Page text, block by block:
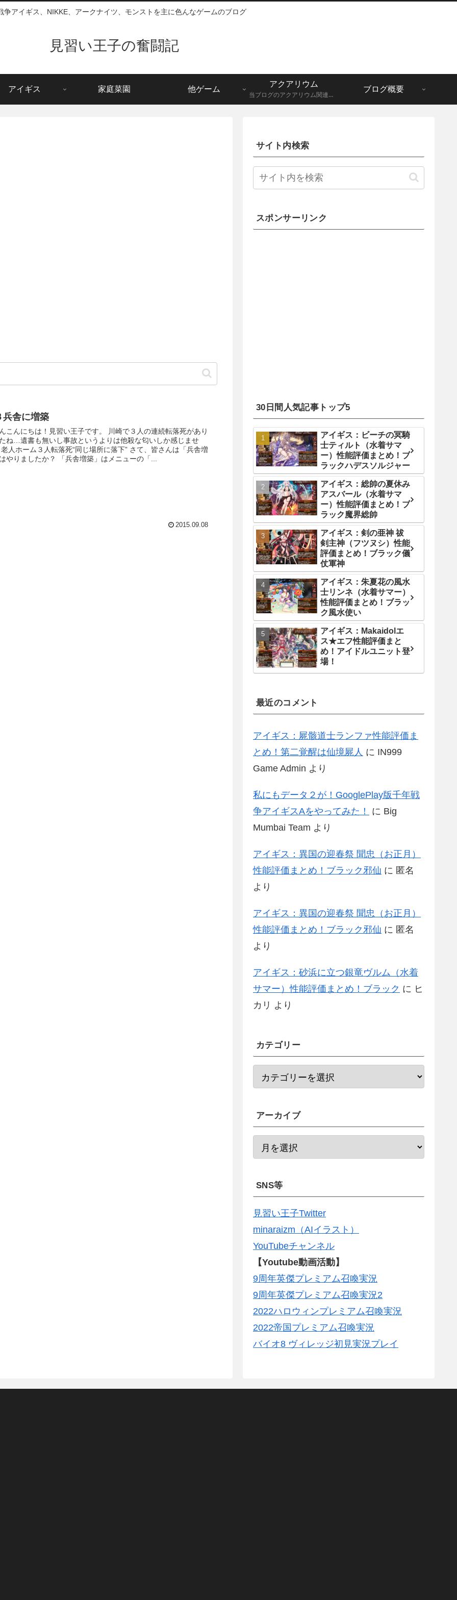
争アイギス、NIKKE、アークナイツ、モンストを主に色んなゲームのブログ
見習い王子の奮闘記
アイギス 家庭菜園 他ゲーム
アクアリウム
当ブログのアクアリウム関連記事一覧になります。メダカ、グッピーなど。
ブログ概要
兵舎に増築
こんにちは！見習い王子です。 川崎で３人の連続転落死があり
ね…遺書も無いし事故というよりは他殺な匂いしか感じませ
人ホーム３人転落死“同じ場所に落下” さて、皆さんは「兵舎増
やりましたか？ 「兵舎増築」はメニューの「...
2015.09.08
サイト内検索
スポンサーリンク
30日間人気記事トップ5
アイギス：ビーチの冥騎
士ティルト（水着サマ
ー）性能評価まとめ！ブ
ラックハデスソルジャー
アイギス：総帥の夏休み
アスバール（水着サマ
ー）性能評価まとめ！ブ
ラック魔界総帥
アイギス：剣の亜神 祓
剣主神（フツヌシ）性能
評価まとめ！ブラック儀
仗軍神
アイギス：朱夏花の風水
士リンネ（水着サマー）
性能評価まとめ！ブラッ
ク風水使い
アイギス：Makaidolエ
ス★エフ性能評価まと
め！アイドルユニット登
場！
最近のコメント
アイギス：屍骸道士ランファ性能評価ま
とめ！第二覚醒は仙境屍人 に IN999
Game Admin より
私にもデータ２が！GooglePlay版千年戦
争アイギスAをやってみた！
に Big
Mumbai Team より
アイギス：異国の迎春祭 聞忠（お正月）
性能評価まとめ！ブラック邪仙 に 匿名
より
アイギス：異国の迎春祭 聞忠（お正月）
性能評価まとめ！ブラック邪仙 に 匿名
より
アイギス：砂浜に立つ銀竜ヴルム（水着
サマー）性能評価まとめ！ブラック に ヒ
カリ より
カテゴリー
アーカイブ
SNS等
見習い王子Twitter
minaraizm（AIイラスト）
YouTubeチャンネル
【Youtube動画活動】
9周年英傑プレミアム召喚実況
9周年英傑プレミアム召喚実況2
2022ハロウィンプレミアム召喚実況
2022帝国プレミアム召喚実況
バイオ8 ヴィレッジ初見実況プレイ